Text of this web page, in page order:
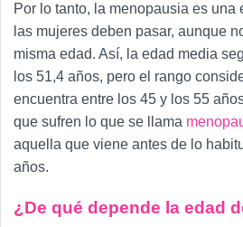
Por lo tanto, la menopausia es una
las mujeres deben pasar, aunque
misma edad. Así, la edad media
los 51,4 años, pero el rango
encuentra entre los 45 y los 55
que sufren lo que se llama
aquella que viene antes de lo
años.
¿De qué depende la edad